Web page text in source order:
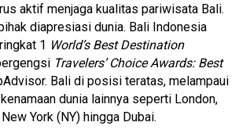
aktif menjaga kualitas pariwisata Bali.
diapresiasi dunia. Bali Indonesia
1 World’s Best Destination
Travelers’ Choice Awards: Best
Bali di posisi teratas, melampaui
dunia lainnya seperti London,
York (NY) hingga Dubai.